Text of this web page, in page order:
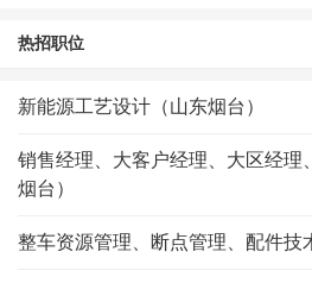
热招职位
新能源工艺设计（山东烟台）
销售经理、大客户经理、大区经理
烟台）
整车资源管理、断点管理、配件技